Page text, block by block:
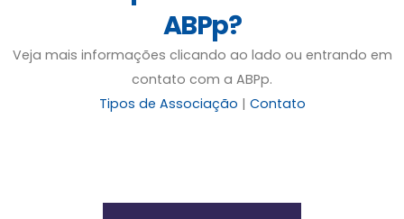
ABPp?
Veja mais informações clicando ao lado ou entrando em
contato com a ABPp.
Tipos de Associação | Contato